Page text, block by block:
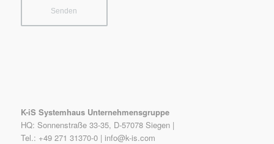
K-iS Systemhaus Unternehmensgruppe
HQ: Sonnenstraße 33-35, D-57078 Siegen |
Tel.: +49 271 31370-0 | info@k-is.com